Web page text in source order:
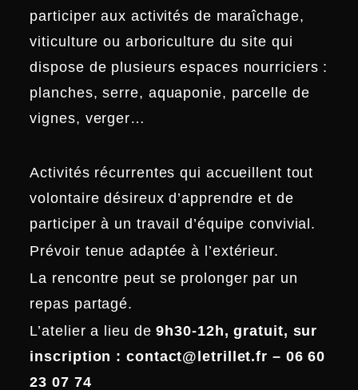
participer aux activités de maraîchage,
viticulture ou arboriculture du site qui
dispose de plusieurs espaces nourriciers :
planches, serre, aquaponie, parcelle de
vignes, verger…
Activités récurrentes qui accueillent tout
volontaire désireux d’apprendre et de
participer à un travail d’équipe convivial.
Prévoir tenue adaptée à l’extérieur.
La rencontre peut se prolonger par un
repas partagé.
L’atelier a lieu de9h30-12h, gratuit, sur
inscription : contact@letrillet.fr – 06 60
23 07 74